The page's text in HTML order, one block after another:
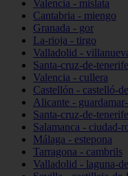
Valencia - mislata
Cantabria - miengo
Granada - gor
La-rioja - tirgo
Valladolid -
Santa-cruz-de-
Valencia - cullera
Castellón - castelló-
Alicante -
Santa-cruz-de-
Salamanca - ciudad-
Málaga - estepona
Tarragona - cambrils
Valladolid - laguna-